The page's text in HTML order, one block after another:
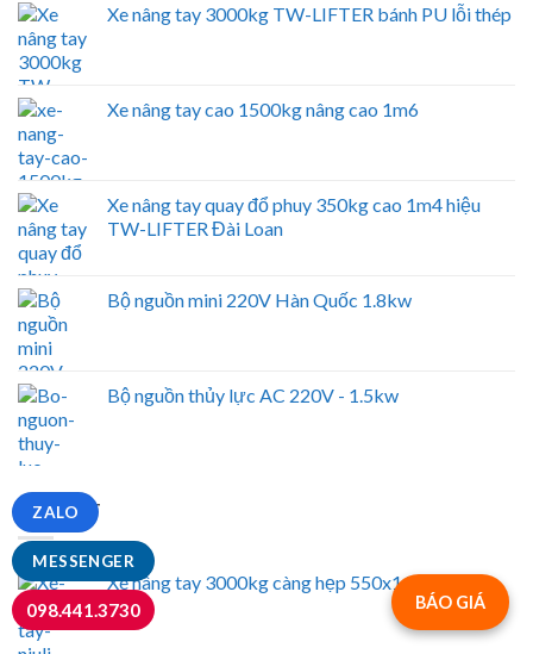
Xe nâng tay 3000kg TW-LIFTER bánh PU lỗi thép
Xe nâng tay cao 1500kg nâng cao 1m6
Xe nâng tay quay đổ phuy 350kg cao 1m4 hiệu
TW-LIFTER Đài Loan
Bộ nguồn mini 220V Hàn Quốc 1.8kw
Bộ nguồn thủy lực AC 220V - 1.5kw
NỔI BẬT
Xe nâng tay 3000kg càng hẹp 550x1150mm
BÁO GIÁ
MESSENGER
ZALO
098.441.3730